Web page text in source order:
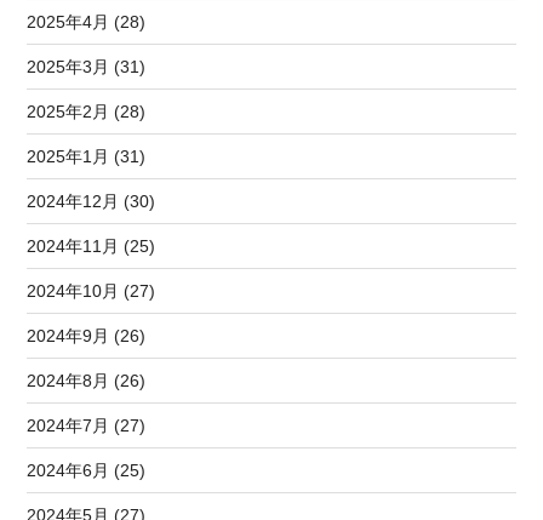
2025年4月 (28)
2025年3月 (31)
2025年2月 (28)
2025年1月 (31)
2024年12月 (30)
2024年11月 (25)
2024年10月 (27)
2024年9月 (26)
2024年8月 (26)
2024年7月 (27)
2024年6月 (25)
2024年5月 (27)